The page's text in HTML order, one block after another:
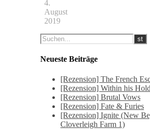
4.
August
2019
Neueste Beiträge
[Rezension] The French
[Rezension] Within his Hold
[Rezension] Brutal Vows
[Rezension] Fate & Furies
[Rezension] Ignite (New
Cloverleigh Farm 1)